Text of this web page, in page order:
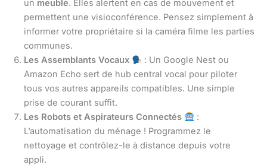
un meuble. Elles alertent en cas de mouvement et
permettent une visioconférence. Pensez simplement à
informer votre propriétaire si la caméra filme les parties
communes.
Les Assemblants Vocaux
: Un Google Nest ou
Amazon Echo sert de hub central vocal pour piloter
tous vos autres appareils compatibles. Une simple
prise de courant suffit.
Les Robots et Aspirateurs Connectés
:
L’automatisation du ménage ! Programmez le
nettoyage et contrôlez-le à distance depuis votre
appli.